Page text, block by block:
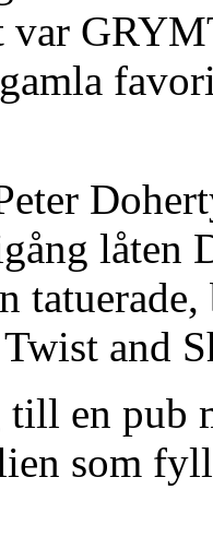
Twist and
till en pub
som